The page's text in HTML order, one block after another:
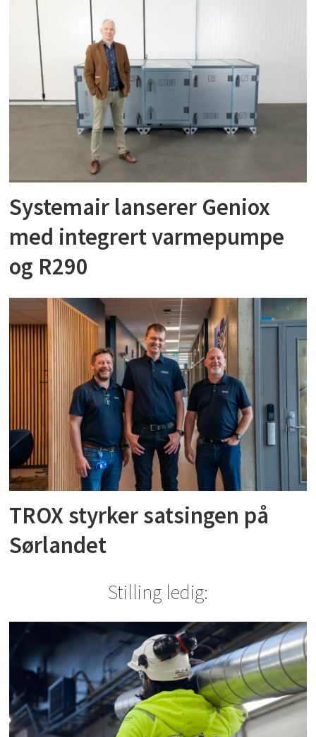
Systemair lanserer Geniox
med integrert varmepumpe
og R290
TROX styrker satsingen på
Sørlandet
Stilling ledig: